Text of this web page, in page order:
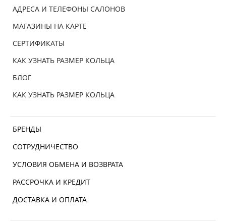
АДРЕСА И ТЕЛЕФОНЫ САЛОНОВ
МАГАЗИНЫ НА КАРТЕ
СЕРТИФИКАТЫ
КАК УЗНАТЬ РАЗМЕР КОЛЬЦА
БЛОГ
КАК УЗНАТЬ РАЗМЕР КОЛЬЦА
БРЕНДЫ
СОТРУДНИЧЕСТВО
УСЛОВИЯ ОБМЕНА И ВОЗВРАТА
РАССРОЧКА И КРЕДИТ
ДОСТАВКА И ОПЛАТА